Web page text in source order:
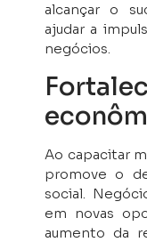
alcançar o
ajudar a
negócios.
Ao capacitar
promove o
social.
em novas
aumento da